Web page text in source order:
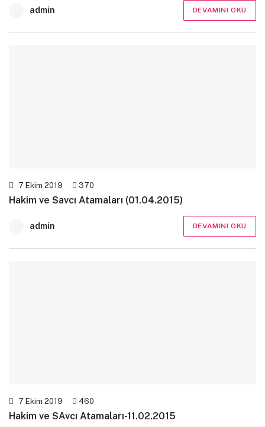
admin DEVAMINI OKU
7 Ekim 2019 370
Hakim ve Savcı Atamaları (01.04.2015)
admin DEVAMINI OKU
7 Ekim 2019 460
Hakim ve SAvcı Atamaları-11.02.2015